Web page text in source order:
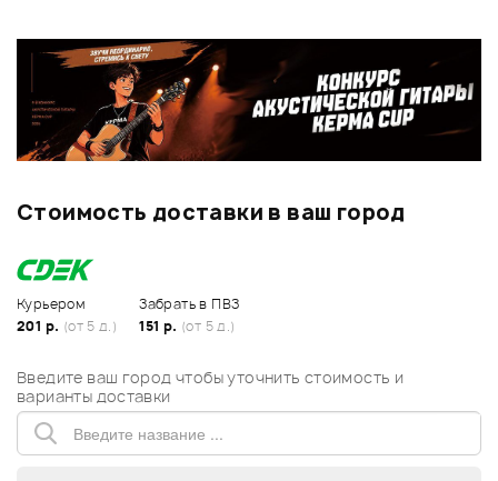
Стоимость доставки в ваш город
Курьером
201 р. (от 5 д.)
Забрать в ПВЗ
151 р. (от 5 д.)
Введите ваш город чтобы уточнить стоимость и
варианты доставки